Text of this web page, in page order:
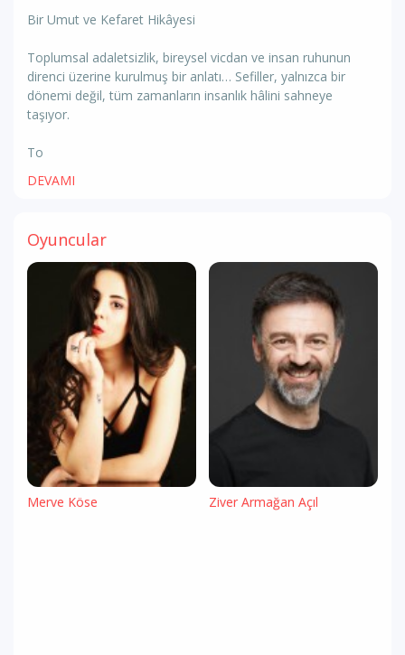
Bir Umut ve Kefaret Hikâyesi
Toplumsal adaletsizlik, bireysel vicdan ve insan ruhunun
direnci üzerine kurulmuş bir anlatı… Sefiller, yalnızca bir
dönemi değil, tüm zamanların insanlık hâlini sahneye
taşıyor.
To
DEVAMI
Oyuncular
Merve Köse Ziver Armağan Açıl